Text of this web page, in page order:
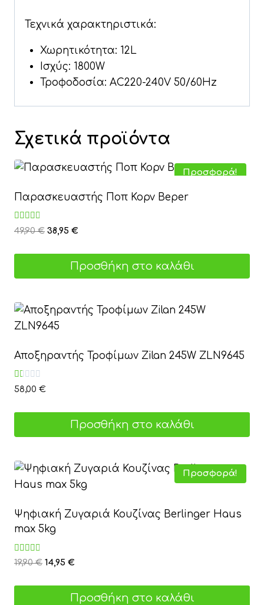
Τεχνικά χαρακτηριστικά:
Χωρητικότητα: 12L
Ισχύς: 1800W
Τροφοδοσία: AC220-240V 50/60Hz
Σχετικά προϊόντα
Προσφορά!
Παρασκευαστής Ποπ Κορν Beper
Βαθμολογήθηκε
με
από 5
49,90€ Original
49,90 €.
38,95 €
είναι:
Προσθήκη στο καλάθι
Αποξηραντής Τροφίμων Zilan 245W ZLN9645
Βαθμολογήθηκε
με
από
58,00 €
Προσθήκη στο καλάθι
Προσφορά!
Ψηφιακή Ζυγαριά Κουζίνας Berlinger Haus
max 5kg
Βαθμολογήθηκε
με
από 5
19,90€ Original
19,90 €.
14,95 €
είναι:
Προσθήκη στο καλάθι